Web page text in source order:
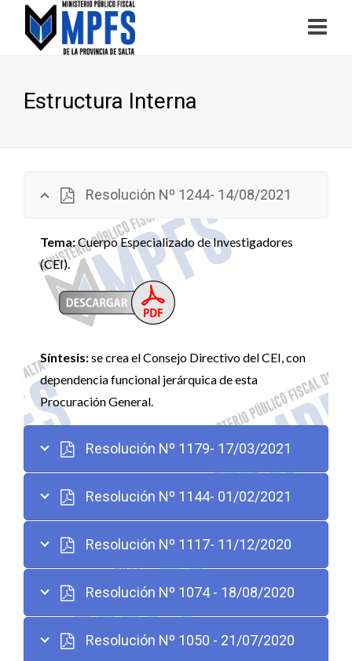
Estructura Interna
Resolución Nº 1244- 14/08/2021
Tema:Cuerpo Especializado de Investigadores
(CEI).
Síntesis:se crea el Consejo Directivo del CEI, con
dependencia funcional jerárquica de esta
Procuración General.
Resolución Nº 1179- 17/03/2021
Resolución Nº 1144- 01/02/2021
Resolución Nº 1117- 11/12/2020
Resolución Nº 1074 - 18/08/2020
Resolución Nº 1050 - 21/07/2020